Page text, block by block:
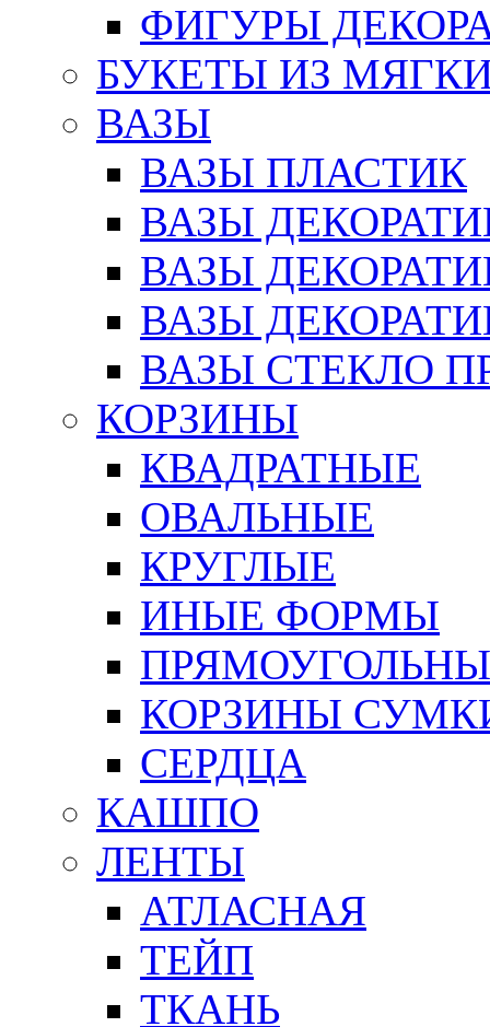
ФИГУРЫ
БУКЕТЫ ИЗ
ВАЗЫ
ВАЗЫ ПЛАСТИК
ВАЗЫ
ВАЗЫ
ВАЗЫ
ВАЗЫ СТЕКЛО
КОРЗИНЫ
КВАДРАТНЫЕ
ОВАЛЬНЫЕ
КРУГЛЫЕ
ИНЫЕ ФОРМЫ
КОРЗИНЫ
СЕРДЦА
КАШПО
ЛЕНТЫ
АТЛАСНАЯ
ТЕЙП
ТКАНЬ